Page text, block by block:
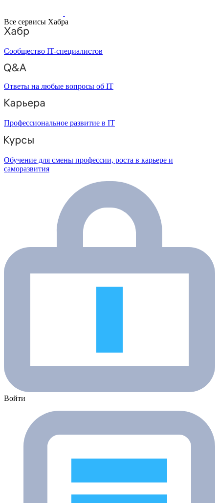
Все сервисы Хабра
Сообщество IT-специалистов
Ответы на любые вопросы об IT
Профессиональное развитие в IT
Обучение для смены профессии, роста в карьере и
саморазвития
Войти